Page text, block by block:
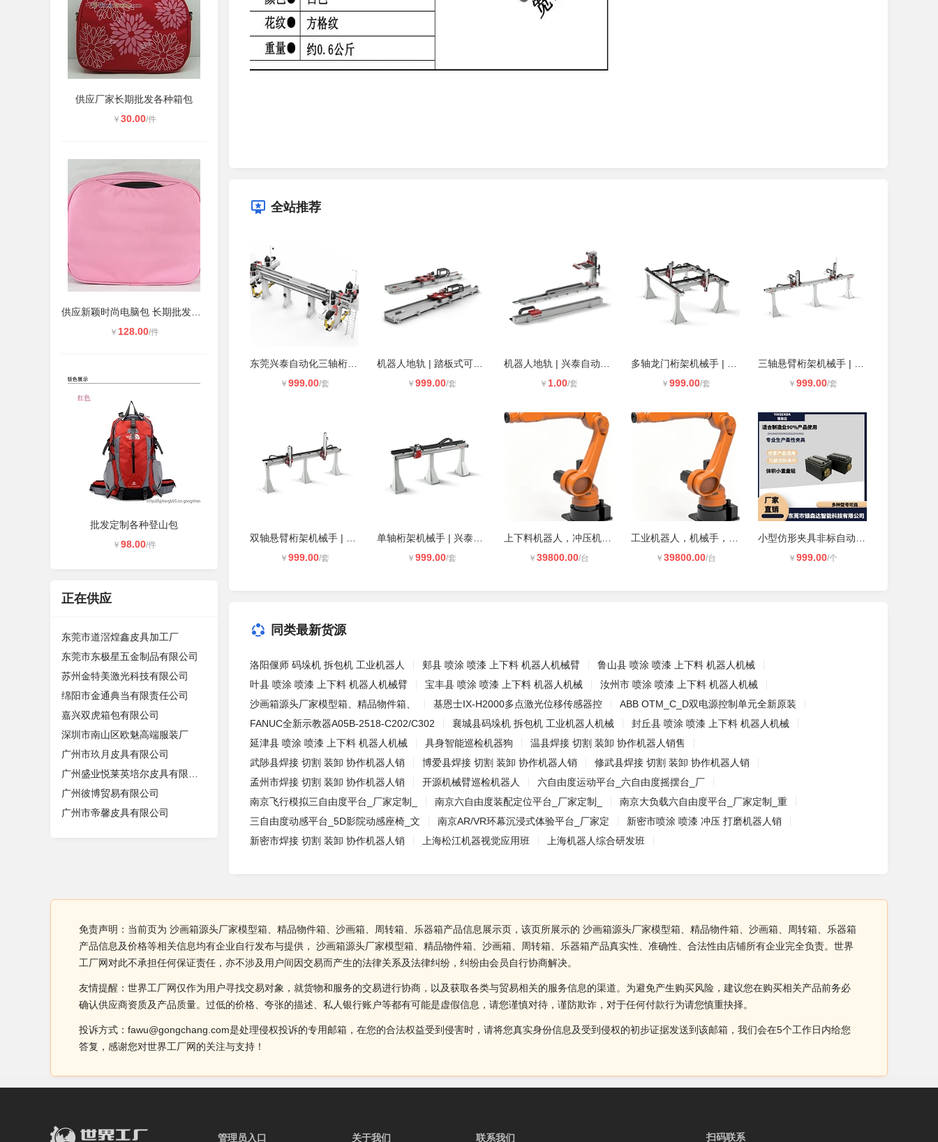
供应厂家长期批发各种箱包
￥ 30.00/件
￥ 128.00/件
批发定制各种登山包
￥ 98.00/件
正在供应
东莞市道滘煌鑫皮具加工厂
东莞市东极星五金制品有限公司
苏州金特美激光科技有限公司
绵阳市金通典当有限责任公司
嘉兴双虎箱包有限公司
深圳市南山区欧魅高端服装厂
广州市玖月皮具有限公司
广州彼博贸易有限公司
广州市帝馨皮具有限公司
全站推荐
￥ 999.00/套 ￥ 999.00/套 ￥ 1.00/套 ￥ 999.00/套 ￥ 999.00/套
￥ 999.00/套 ￥ 999.00/套 ￥ 39800.00/台 ￥ 39800.00/台 ￥ 999.00/个
同类最新货源
洛阳偃师 码垛机 拆包机 工业机器人 郏县 喷涂 喷漆 上下料 机器人机械臂
鲁山县 喷涂 喷漆 上下料 机器人机械
叶县 喷涂 喷漆 上下料 机器人机械臂
宝丰县 喷涂 喷漆 上下料 机器人机械
汝州市 喷涂 喷漆 上下料 机器人机械
沙画箱源头厂家模型箱、精品物件箱、
基恩士IX-H2000多点激光位移传感器控
ABB OTM_C_D双电源控制单元全新原装
FANUC全新示教器A05B-2518-C202/C302
襄城县码垛机 拆包机 工业机器人机械
封丘县 喷涂 喷漆 上下料 机器人机械
延津县 喷涂 喷漆 上下料 机器人机械
具身智能巡检机器狗
温县焊接 切割 装卸 协作机器人销售
武陟县焊接 切割 装卸 协作机器人销
博爱县焊接 切割 装卸 协作机器人销
修武县焊接 切割 装卸 协作机器人销
孟州市焊接 切割 装卸 协作机器人销
开源机械臂巡检机器人
六自由度运动平台_六自由度摇摆台_厂
南京飞行模拟三自由度平台_厂家定制_
南京六自由度装配定位平台_厂家定制_
南京大负载六自由度平台_厂家定制_重
三自由度动感平台_5D影院动感座椅_文
南京AR/VR环幕沉浸式体验平台_厂家定
新密市喷涂 喷漆 冲压 打磨机器人销
新密市焊接 切割 装卸 协作机器人销
上海松江机器视觉应用班 上海机器人综合研发班
免责声明：当前页为 沙画箱源头厂家模型箱、精品物件箱、沙画箱、周转箱、乐器箱产品信息展示页，该页所展示的 沙画箱源头厂家模型箱、精品物件箱、沙画箱、周转箱、乐器箱
产品信息及价格等相关信息均有企业自行发布与提供， 沙画箱源头厂家模型箱、精品物件箱、沙画箱、周转箱、乐器箱产品真实性、准确性、合法性由店铺所有企业完全负责。世界
工厂网对此不承担任何保证责任，亦不涉及用户间因交易而产生的法律关系及法律纠纷，纠纷由会员自行协商解决。
友情提醒：世界工厂网仅作为用户寻找交易对象，就货物和服务的交易进行协商，以及获取各类与贸易相关的服务信息的渠道。为避免产生购买风险，建议您在购买相关产品前务必
确认供应商资质及产品质量。过低的价格、夸张的描述、私人银行账户等都有可能是虚假信息，请您谨慎对待，谨防欺诈，对于任何付款行为请您慎重抉择。
投诉方式：fawu@gongchang.com是处理侵权投诉的专用邮箱，在您的合法权益受到侵害时，请将您真实身份信息及受到侵权的初步证据发送到该邮箱，我们会在5个工作日内给您
答复，感谢您对世界工厂网的关注与支持！
管理员入口 关于我们 联系我们 扫码联系